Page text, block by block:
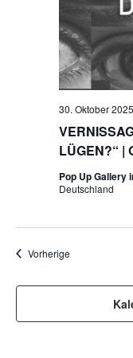
LÜGEN?“ |
30. Oktober
Pop Up Gallery
Deutschland
VorherigeVeranstaltungen